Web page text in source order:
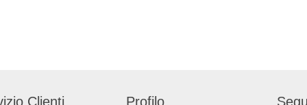
Clienti Profilo